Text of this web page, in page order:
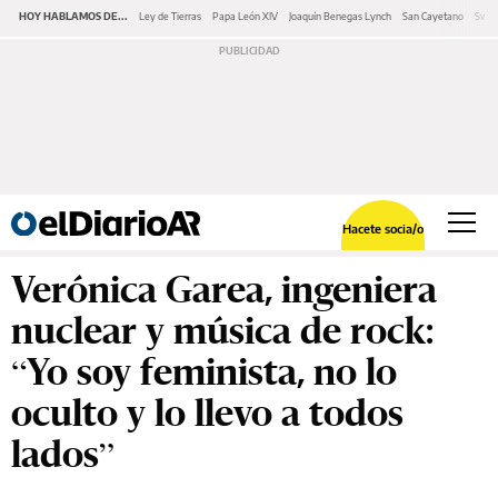
HOY HABLAMOS DE... Ley de Tierras Papa León XIV Joaquín Benegas Lynch San Cayetano
Hacete socia/o
Verónica Garea, ingeniera
nuclear y música de rock:
“Yo soy feminista, no lo
oculto y lo llevo a todos
lados”